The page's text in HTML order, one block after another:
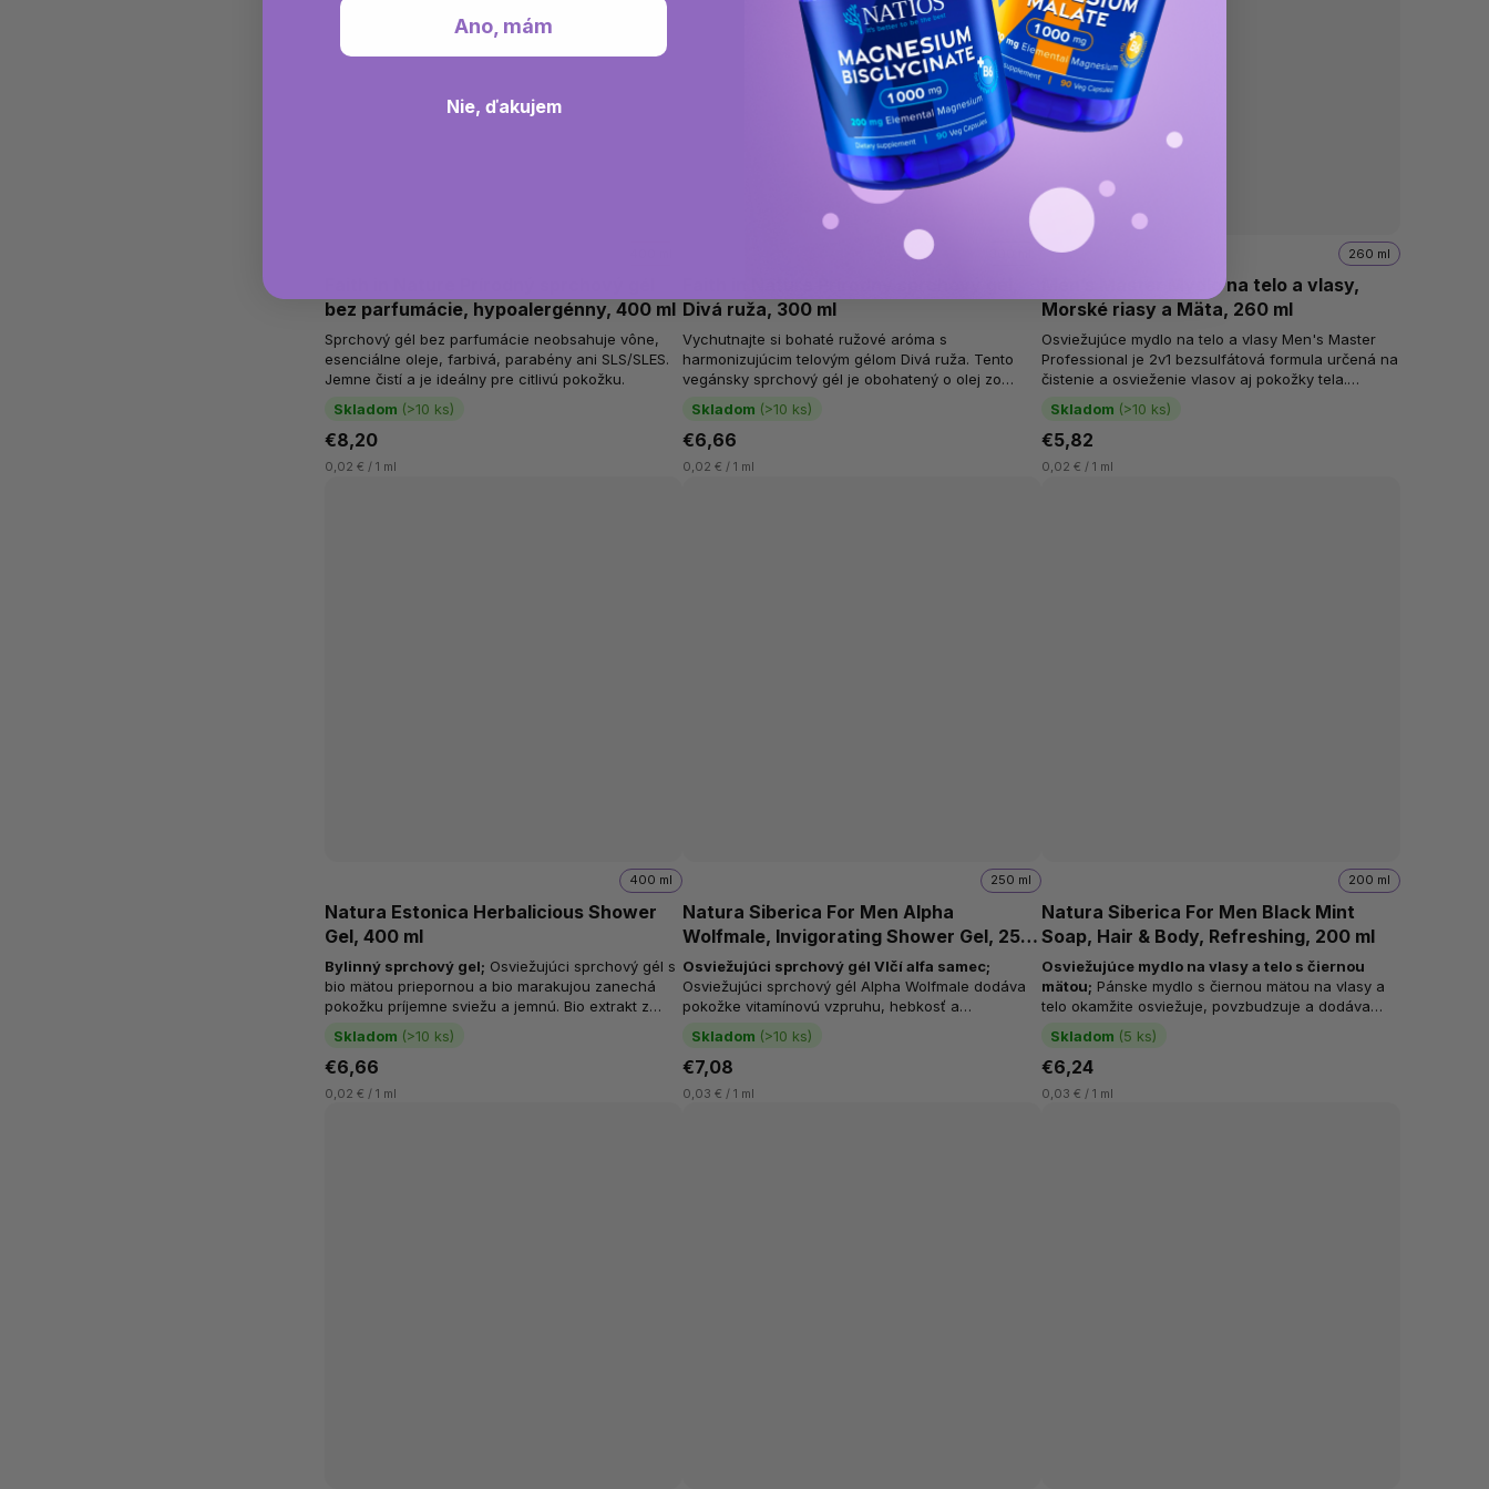
bez parfumácie, hypoalergénny, 400 ml
Skladom (>10 ks)
€8,20
0,02 € / 1 ml
Sprchový gél bez parfumácie neobsahuje vône,
esenciálne oleje, farbivá, parabény ani SLS/SLES.
Jemne čistí a je ideálny pre citlivú pokožku.
Divá ruža, 300 ml
Skladom (>10 ks)
€6,66
0,02 € / 1 ml
Vychutnajte si bohaté ružové aróma s
harmonizujúcim telovým gélom Divá ruža. Tento
vegánsky sprchový gél je obohatený o olej zo
stokrátky ruže, vybraný pre svoju teplú,...
Men’s Master Mydlo na telo a vlasy,
Morské riasy a Mäta, 260 ml
Skladom (>10 ks)
260 ml
€5,82
0,02 € / 1 ml
Osviežujúce mydlo na telo a vlasy Men's Master
Professional je 2v1 bezsulfátová formula určená na
čistenie a osvieženie vlasov aj pokožky tela.
Receptúra je obohatená o tea...
Natura Estonica Herbalicious Shower
Gel, 400 ml
Skladom (>10 ks)
400 ml
€6,66
0,02 € / 1 ml
Bylinný sprchový gel;
bio mätou priepornou a bio marakujou zanechá
pokožku príjemne sviežu a jemnú. Bio extrakt z
mäty dodáva pocit ľahkosti a čistoty, pomáha
uľaviť...
Natura Siberica For Men Alpha
Wolfmale, Invigorating Shower Gel, 250
ml
Skladom (>10 ks)
250 ml
€7,08
0,03 € / 1 ml
Osviežujúci sprchový gél Vlčí alfa samec;
Osviežujúci sprchový gél Alpha Wolfmale dodáva
pokožke vitamínovú vzpruhu, hebkosť a
dlhotrvajúcu sviežosť od hlavy až po päty. Je
navrhnutý pre mužov, ktorí...
Natura Siberica For Men Black Mint
Soap, Hair & Body, Refreshing, 200 ml
Skladom (5 ks)
200 ml
€6,24
0,03 € / 1 ml
Osviežujúce mydlo na vlasy a telo s čiernou
mätou;
telo okamžite osviežuje, povzbudzuje a dodáva
nevyčerpateľnú energiu na celý deň. Efektívne čistí
pokožku aj vlasy, pričom zanecháva...
Ano, mám
Nie, ďakujem